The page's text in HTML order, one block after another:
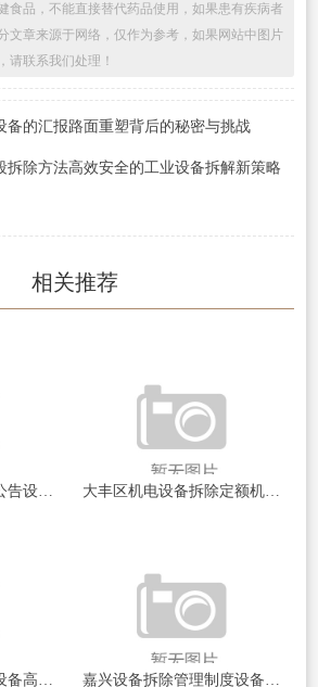
食品，不能直接替代药品使用，如果患有疾病者
文章来源于网络，仅作为参考，如果网站中图片
请联系我们处理！
备的汇报路面重塑背后的秘密与挑战
拆除方法高效安全的工业设备拆解新策略
相关推荐
大丰区设备拆除方案公告设备拆除背后的秘密与挑战揭秘 大丰区机电设备拆除定额机电设备拆除的成本与效率探讨
四川混凝土切割拆除设备高效拆除技术揭秘！如何选择最佳设备？ 嘉兴设备拆除管理制度设备拆除安全与管理新规探讨